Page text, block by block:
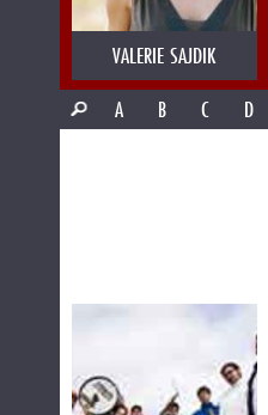
VALERIE SAJDIK
A
B C D